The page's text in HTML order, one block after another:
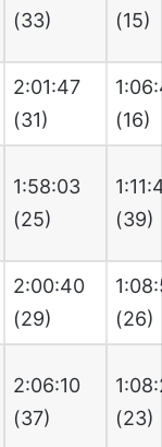
(33)
(15)
2:01:47
(31)
(16)
1:58:03
(25)
(39)
2:00:40
(29)
(26)
2:06:10
(37)
(23)